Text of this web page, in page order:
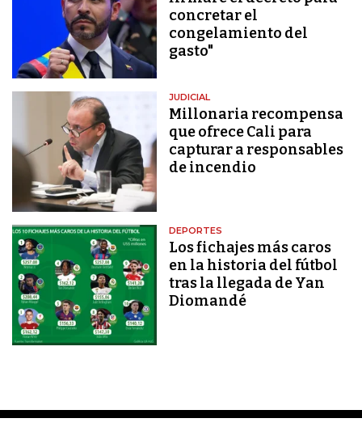
concretar el
congelamiento del
gasto"
JUDICIAL
Millonaria recompensa
que ofrece Cali para
capturar a responsables
de incendio
DEPORTES
Los fichajes más caros
en la historia del fútbol
tras la llegada de Yan
Diomandé